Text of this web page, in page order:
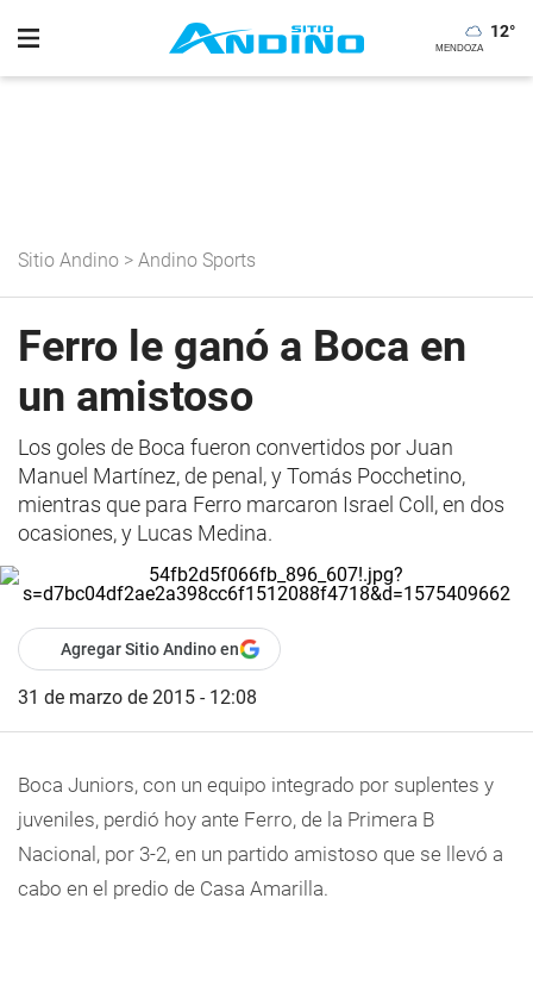
12°
Sitio Andino > Andino Sports
Ferro le ganó a Boca en
un amistoso
Los goles de Boca fueron convertidos por Juan
Manuel Martínez, de penal, y Tomás Pocchetino,
mientras que para Ferro marcaron Israel Coll, en dos
ocasiones, y Lucas Medina.
Agregar Sitio Andino en
31 de marzo de 2015 - 12:08
Boca Juniors, con un equipo integrado por suplentes y
juveniles, perdió hoy ante Ferro, de la Primera B
Nacional, por 3-2, en un partido amistoso que se llevó a
cabo en el predio de Casa Amarilla.